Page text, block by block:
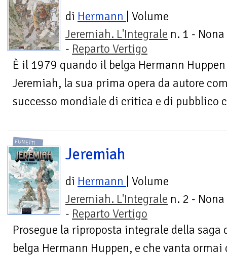
di Hermann
| Volume
Jeremiah. L'Integrale n. 1 -
- Reparto Vertigo
È il 1979 quando il belga Hermann
Jeremiah, la sua prima opera da autore
successo mondiale di critica e di pubblico
FUMETTI
Jeremiah
di Hermann
| Volume
Jeremiah. L'Integrale n. 2 -
- Reparto Vertigo
Prosegue la riproposta integrale della
belga Hermann Huppen, e che vanta